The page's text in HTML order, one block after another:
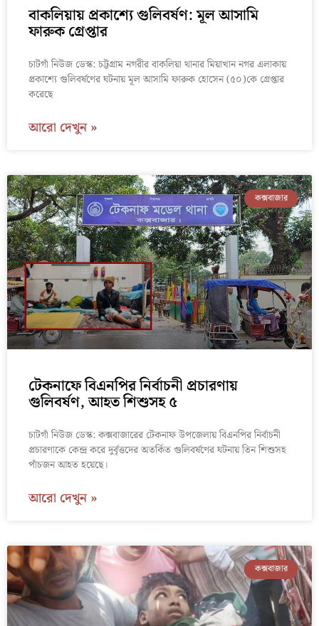
বাকলিয়ায় প্রকাশ্যে গুলিবর্ষণ: মূল আসামি
ফারুক গ্রেপ্তার
চাটগাঁ নিউজ ডেস্ক: চট্টগ্রাম নগরীর বাকলিয়া থানার মিয়াখান নগর এলাকায়
প্রকাশ্যে গুলিবর্ষণের ঘটনায় মূল আসামি ফারুক হোসেন (৫০)কে গ্রেপ্তার
করেছে
আরো দেখুন »
কক্সবাজার
টেকনাফে বিএনপির নির্বাচনী প্রচারণায়
গুলিবর্ষণ, আহত শিশুসহ ৫
চাটগাঁ নিউজ ডেস্ক: কক্সবাজারের টেকনাফ উপজেলায় বিএনপির নির্বাচনী
প্রচারণাকে কেন্দ্র করে দুর্বৃত্তদের অতর্কিত গুলিবর্ষণের ঘটনায় তিন শিশুসহ
পাঁচজন আহত হয়েছে।
আরো দেখুন »
কক্সবাজার